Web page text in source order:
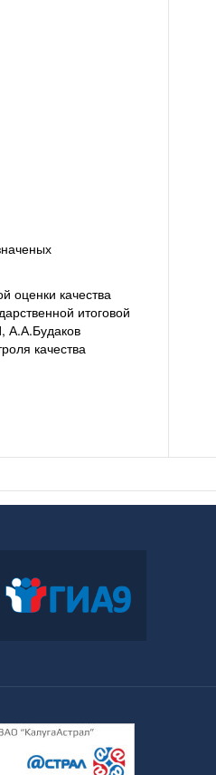
оценки качества
итоговой
А.А.Будаков
качества
информационный портал
ГИА